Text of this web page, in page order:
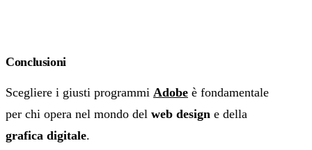
Conclusioni
Scegliere i giusti programmi Adobe è fondamentale
per chi opera nel mondo del web design e della
grafica digitale.